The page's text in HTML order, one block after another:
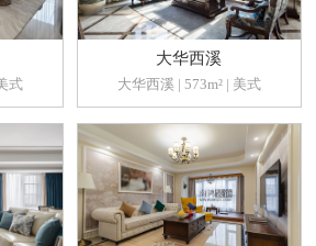
式
大华西溪
大华西溪 | 573m² | 美式